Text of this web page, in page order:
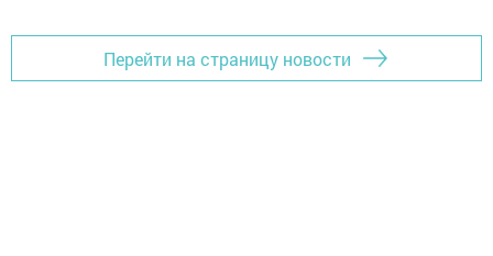
Перейти на страницу новости